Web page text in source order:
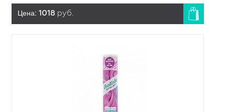
Цена: 1018 руб.